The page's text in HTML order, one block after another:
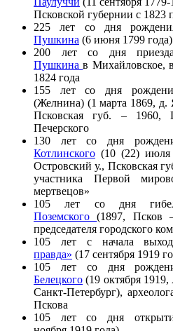
Псковской губернии с 1823
225 лет со дня
Пушкина (6 июня 1799 года)
200 лет со дня
Пушкинав Михайловское,
1824 года
155 лет со дня
(Желнина) (1 марта 1869, д.
Псковская губ. – 1960,
Печерского
130 лет со дня
Котлинского (10 (22)
Островский у., Псковская
участника Первой
мертвецов»
105 лет со дня
Поземского(1897, Псков
председателя городского
105 лет с начала
правда» (17 сентября 1919
105 лет со дня
Белецкого (19 октября
Санкт-Петербург),
Пскова
105 лет со дня